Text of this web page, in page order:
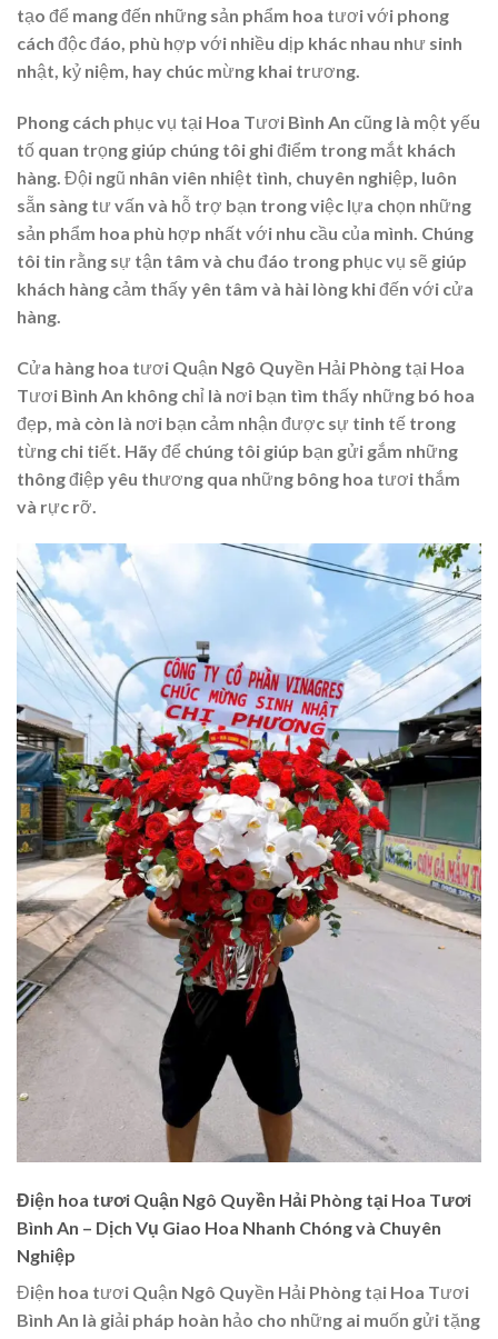
tạo để mang đến những sản phẩm hoa tươi với phong
cách độc đáo, phù hợp với nhiều dịp khác nhau như sinh
nhật, kỷ niệm, hay chúc mừng khai trương.
Phong cách phục vụ tại Hoa Tươi Bình An cũng là một yếu
tố quan trọng giúp chúng tôi ghi điểm trong mắt khách
hàng. Đội ngũ nhân viên nhiệt tình, chuyên nghiệp, luôn
sẵn sàng tư vấn và hỗ trợ bạn trong việc lựa chọn những
sản phẩm hoa phù hợp nhất với nhu cầu của mình. Chúng
tôi tin rằng sự tận tâm và chu đáo trong phục vụ sẽ giúp
khách hàng cảm thấy yên tâm và hài lòng khi đến với cửa
hàng.
Cửa hàng hoa tươi Quận Ngô Quyền Hải Phòng tại Hoa
Tươi Bình An không chỉ là nơi bạn tìm thấy những bó hoa
đẹp, mà còn là nơi bạn cảm nhận được sự tinh tế trong
từng chi tiết. Hãy để chúng tôi giúp bạn gửi gắm những
thông điệp yêu thương qua những bông hoa tươi thắm
và rực rỡ.
Điện hoa tươi Quận Ngô Quyền Hải Phòng tại Hoa Tươi
Bình An – Dịch Vụ Giao Hoa Nhanh Chóng và Chuyên
Nghiệp
Điện hoa tươi Quận Ngô Quyền Hải Phòng tại Hoa Tươi
Bình An là giải pháp hoàn hảo cho những ai muốn gửi tặng